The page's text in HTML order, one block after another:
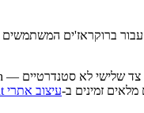
עיצוב אתרי Forex and Development